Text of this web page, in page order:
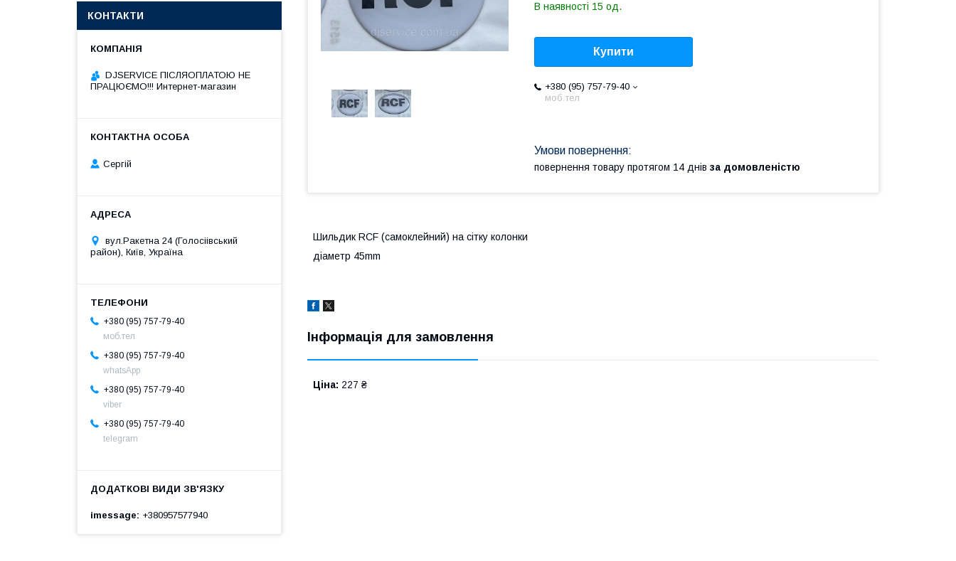
В наявності 15 од.
Купити
+380 (95) 757-79-40
моб.тел
повернення товару протягом 14 днів за домовленістю
Шильдик RCF (самоклейний) на сітку колонки
діаметр 45mm
Інформація для замовлення
Ціна: 227 ₴
КОНТАКТИ
DJSERVICE ПІСЛЯОПЛАТОЮ НЕ
ПРАЦЮЄМО!!! Интернет-магазин
Сергій
вул.Ракетна 24 (Голосіівський
район), Київ, Україна
+380 (95) 757-79-40
моб.тел
+380 (95) 757-79-40
whatsApp
+380 (95) 757-79-40
viber
+380 (95) 757-79-40
telegram
imessage +380957577940